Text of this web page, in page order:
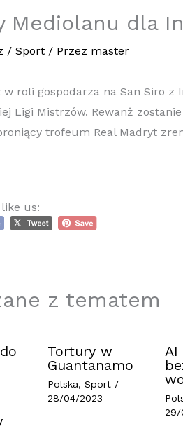
Mediolanu dla
/Sport / Przez master
w roli gospodarza na San Siro
Ligi Mistrzów. Rewanż
trofeum Real Madryt
us:
z tematem
Tortury w
Guantanamo
Polska,Sport /
28/04/2023
AI
29/